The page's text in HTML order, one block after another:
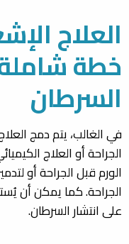
العلاج
خطة
السرطان
في الغالب، يتم دمج
الجراحة أو العلاج
الورم قبل الجراحة أو
الجراحة. كما يمكن أن
على انتشار السرطان.